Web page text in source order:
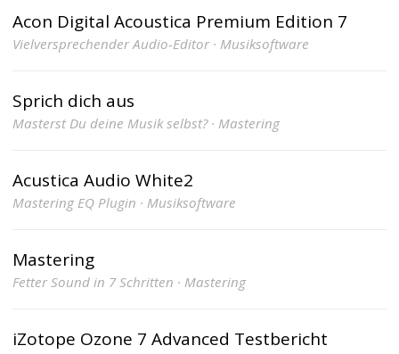
Acon Digital Acoustica Premium Edition 7
Vielversprechender Audio-Editor · Musiksoftware
Sprich dich aus
Masterst Du deine Musik selbst? · Mastering
Acustica Audio White2
Mastering EQ Plugin · Musiksoftware
Mastering
Fetter Sound in 7 Schritten · Mastering
iZotope Ozone 7 Advanced Testbericht